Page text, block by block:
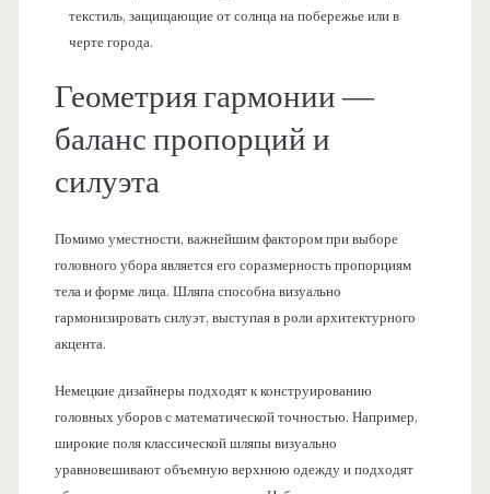
текстиль, защищающие от солнца на побережье или в
черте города.
Геометрия гармонии —
баланс пропорций и
силуэта
Помимо уместности, важнейшим фактором при выборе
головного убора является его соразмерность пропорциям
тела и форме лица. Шляпа способна визуально
гармонизировать силуэт, выступая в роли архитектурного
акцента.
Немецкие дизайнеры подходят к конструированию
головных уборов с математической точностью. Например,
широкие поля классической шляпы визуально
уравновешивают объемную верхнюю одежду и подходят